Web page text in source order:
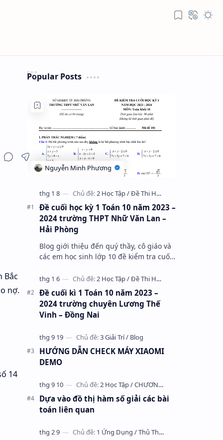
Bắc
nợ.
14
Popular Posts
Đề cuối học kỳ 1 Toán 10 năm 2023 –
2024 trường THPT Nhữ Văn Lan –
Hải Phòng
Blog giới thiệu đến quý thầy, cô giáo và
các em học sinh lớp 10 đề kiểm tra cuối
2024 trường THPT Nhữ Văn Lan, th…
Đề cuối kì 1 Toán 10 năm 2023 –
2024 trường chuyên Lương Thế
Vinh – Đồng Nai
HƯỚNG DẪN CHECK MÁY XIAOMI
DEMO
Dựa vào đồ thị hàm số giải các bài
toán liên quan